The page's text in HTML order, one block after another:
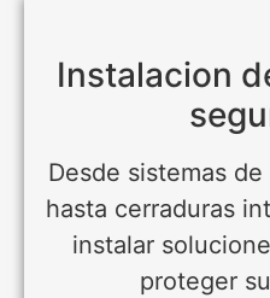
Instalacion
Desde sistemas
hasta cerraduras
instalar
proteger